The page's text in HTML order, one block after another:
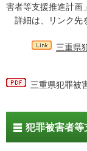
害者等支援推進計画
詳細は、リンク先
三重県
三重県犯罪被
犯罪被害者等